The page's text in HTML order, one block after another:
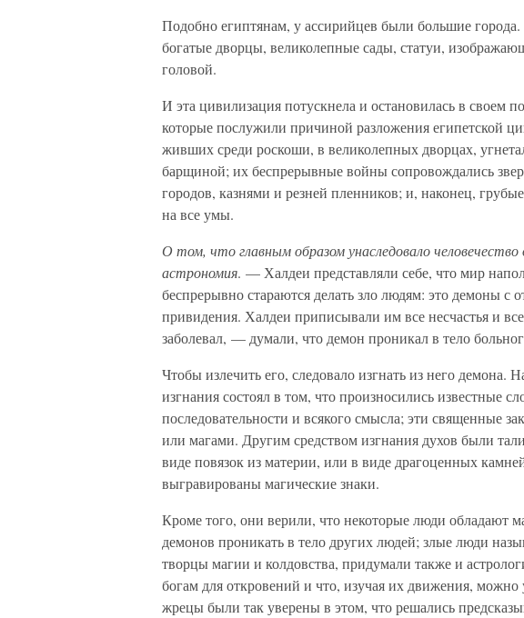
Подобно египтянам, у ассирийцев были большие
богатые дворцы, великолепные сады, статуи,
головой.
И эта цивилизация потускнела и остановилась в своем
которые послужили причиной разложения египетской
живших среди роскоши, в великолепных дворцах,
барщиной; их беспрерывные войны сопровождались
городов, казнями и резней пленников; и, наконец,
на все умы.
О том, что главным образом унаследовало человечество
астрономия. — Халдеи представляли себе, что мир
беспрерывно стараются делать зло людям: это демоны с
привидения. Халдеи приписывали им все несчастья и
заболевал, — думали, что демон проникал в тело
Чтобы излечить его, следовало изгнать из него демона.
изгнания состоял в том, что произносились известные
последовательности и всякого смысла; эти священные
или магами. Другим средством изгнания духов были
виде повязок из материи, или в виде драгоценных
выгравированы магические знаки.
Кроме того, они верили, что некоторые люди обладают
демонов проникать в тело других людей; злые люди
творцы магии и колдовства, придумали также и
богам для откровений и что, изучая их движения, можно
жрецы были так уверены в этом, что решались